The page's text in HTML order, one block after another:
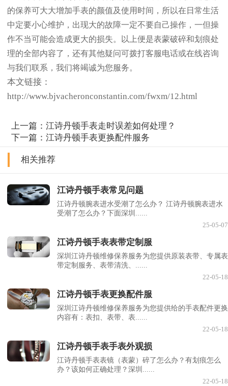
的保养可大大增加手表的颜值及使用时间，所以在日常生活
中定要小心维护，出现大的故障一定不要自己操作，一但操
作不当可能会造成更大的损失。以上便是表蒙破碎和划痕处
理的全部内容了，还有其他疑问可拨打客服电话或在线咨询
与我们联系，我们将竭诚为您服务。
本文链接：
http://www.bjvacheronconstantin.com/fwxm/12.html
上一篇：江诗丹顿手表走时误差如何处理？
下一篇：江诗丹顿手表更换配件服务
相关推荐
江诗丹顿手表常见问题
江诗丹顿腕表进水受潮了怎么办？ 江诗丹顿腕表进水
受潮了怎么办？下面深圳......
25-05-07
江诗丹顿手表表带定制服
深圳江诗丹顿维修保养服务为您提供原装表带、专属表
带定制服务、表带清洗、......
22-05-18
江诗丹顿手表更换配件服
深圳江诗丹顿维修保养服务为您提供给的手表配件更换
内容有：表扣、表带、表......
22-05-18
江诗丹顿手表手表外观损
江诗丹顿手表表镜（表蒙）碎了怎么办？有划痕怎么
办？该如何正确处理？深圳......
22-05-18